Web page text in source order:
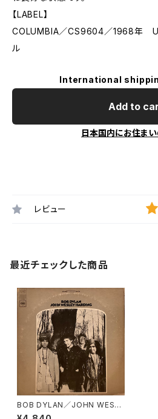
【LABEL】
COLUMBIA／CS9604／1968年
ル
International
Add to
日本国内にお住ま
レビュー
最近チェックした商品
BOB DYLAN／JOHN WESLE
Y HARDING